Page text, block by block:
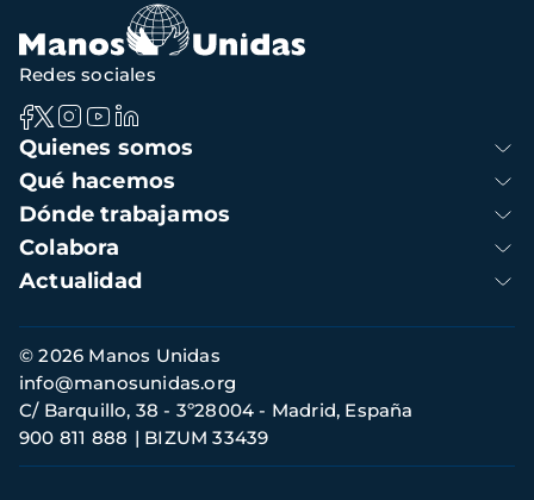
Navegación
principal
Quienes somos
Qué hacemos
Dónde trabajamos
Colabora
Actualidad
Redes sociales
Información
de
contacto
© 2026 Manos Unidas
C/ Barquillo, 38 - 3º28004 - Madrid, España
900 811 888
BIZUM 33439
info@manosunidas.org